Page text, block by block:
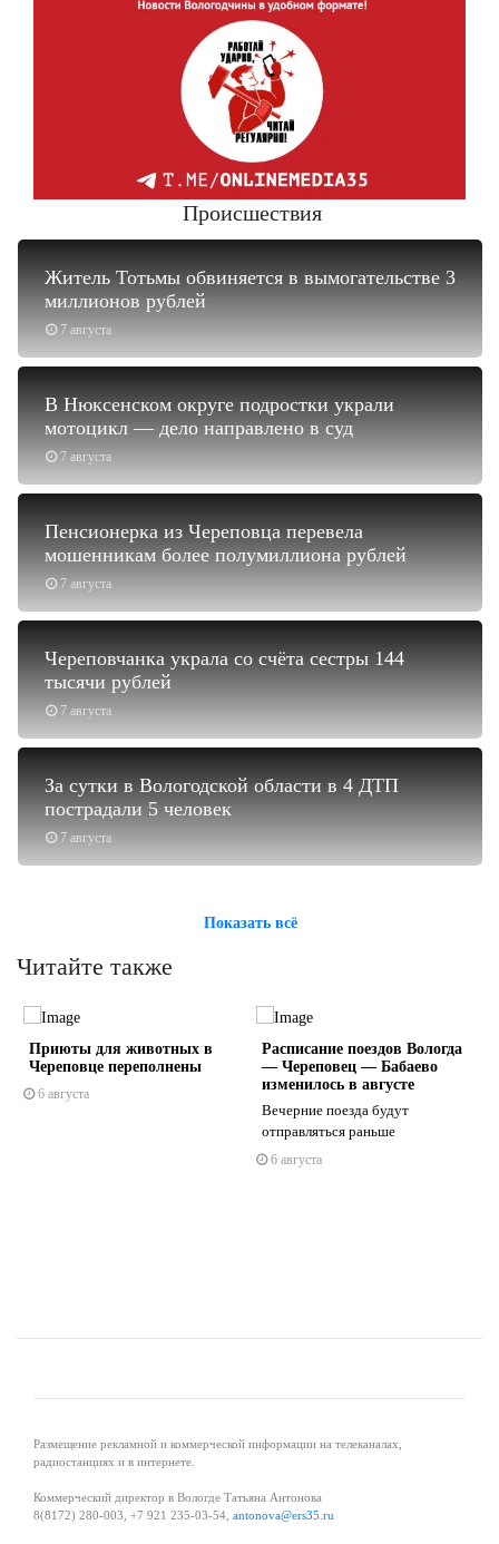
Происшествия
7 августа
Житель Тотьмы обвиняется в вымогательстве 3
миллионов рублей
7 августа
В Нюксенском округе подростки украли
мотоцикл — дело направлено в суд
7 августа
Пенсионерка из Череповца перевела
мошенникам более полумиллиона рублей
7 августа
Череповчанка украла со счёта сестры 144
тысячи рублей
7 августа
За сутки в Вологодской области в 4 ДТП
пострадали 5 человек
Показать всё
Читайте также
Приюты для животных в
Череповце переполнены
6 августа
Расписание поездов Вологда
— Череповец — Бабаево
изменилось в августе
Вечерние поезда будут
отправляться раньше
6 августа
Размещение рекламной и коммерческой информации на телеканалах,
радиостанциях и в интернете.
Коммерческий директор в Вологде Татьяна Антонова
8(8172) 280-003, +7 921 235-03-54, antonova@ers35.ru